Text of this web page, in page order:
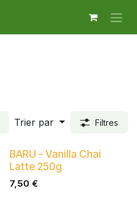
Trier par
Filtres
BARU - Vanilla Chai
Latte 250g
7,50 €